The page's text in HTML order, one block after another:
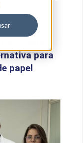
em
papel
para
papel